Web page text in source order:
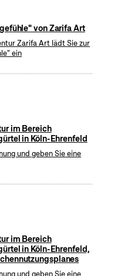
von Zarifa Art
Zarifa Art lädt Sie zur
ein
im Bereich
in Köln-Ehrenfeld
und geben Sie eine
im Bereich
in Köln-Ehrenfeld,